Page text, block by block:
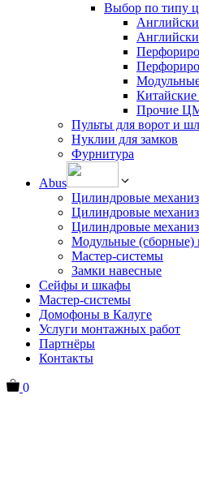
Выбор по типу
Прочие
Пульты для ворот и
Нуклии для замков
Фурнитура
Abus
Цилиндровые
Цилиндровые
Цилиндровые
Модульные
Мастер-системы
Замки навесные
Сейфы и шкафы
Мастер-системы
Домофоны в Калуге
Услуги монтажных работ
Партнёры
Контакты
0